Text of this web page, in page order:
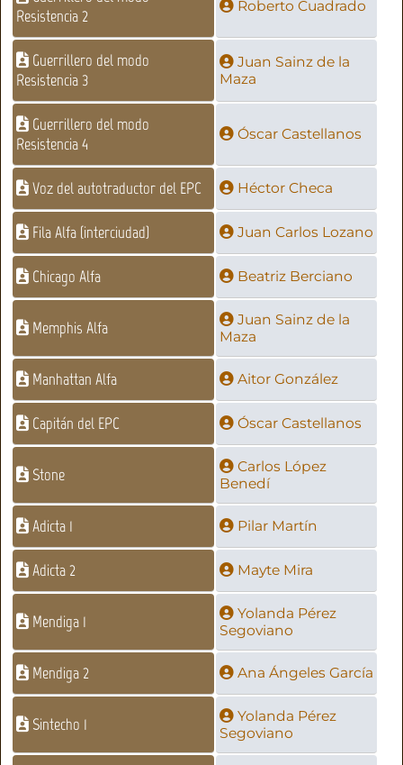
Resistencia 2
Roberto Cuadrado
Guerrillero del modo
Resistencia 3
Juan Sainz de la
Maza
Guerrillero del modo
Resistencia 4
Óscar Castellanos
Voz del autotraductor del EPC Héctor Checa
Fila Alfa (interciudad) Juan Carlos Lozano
Chicago Alfa Beatriz Berciano
Memphis Alfa
Juan Sainz de la
Maza
Manhattan Alfa Aitor González
Capitán del EPC Óscar Castellanos
Stone
Carlos López
Benedí
Adicta 1 Pilar Martín
Adicta 2 Mayte Mira
Mendiga 1
Yolanda Pérez
Segoviano
Mendiga 2 Ana Ángeles García
Sintecho 1
Yolanda Pérez
Segoviano